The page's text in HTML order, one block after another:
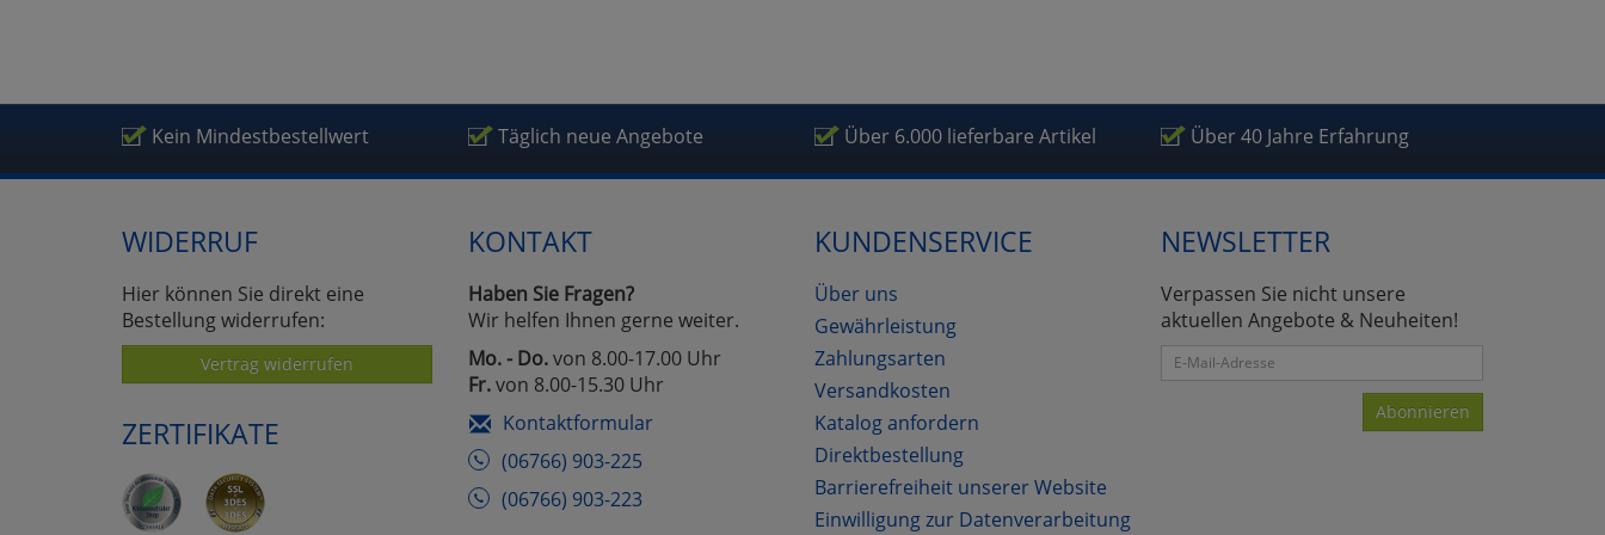
Kein Mindestbestellwert Täglich neue Angebote Über 6.000 lieferbare Artikel Über 40 Jahre Erfahrung
WIDERRUF
Hier können Sie direkt eine
Bestellung widerrufen:
Vertrag widerrufen
ZERTIFIKATE
KONTAKT
Haben Sie Fragen?
Wir helfen Ihnen gerne weiter.
Mo. - Do.von 8.00-17.00 Uhr
Fr.von 8.00-15.30 Uhr
Kontaktformular
(06766) 903-225
(06766) 903-223
KUNDENSERVICE
Über uns
Gewährleistung
Zahlungsarten
Versandkosten
Katalog anfordern
Direktbestellung
Barrierefreiheit unserer Website
Einwilligung zur Datenverarbeitung
NEWSLETTER
Verpassen Sie nicht unsere
aktuellen Angebote & Neuheiten!
Abonnieren
Alle Akzeptieren